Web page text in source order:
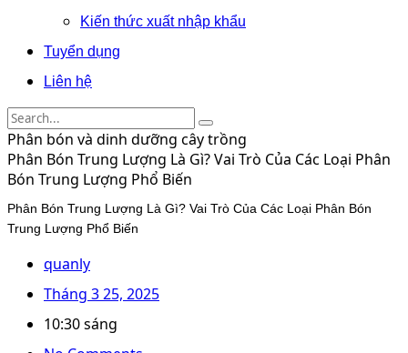
Kiến thức xuất nhập khẩu
Tuyển dụng
Liên hệ
Phân bón và dinh dưỡng cây trồng
Phân Bón Trung Lượng Là Gì? Vai Trò Của Các Loại Phân
Bón Trung Lượng Phổ Biến
Phân Bón Trung Lượng Là Gì? Vai Trò Của Các Loại Phân Bón
Trung Lượng Phổ Biến
quanly
Tháng 3 25, 2025
10:30 sáng